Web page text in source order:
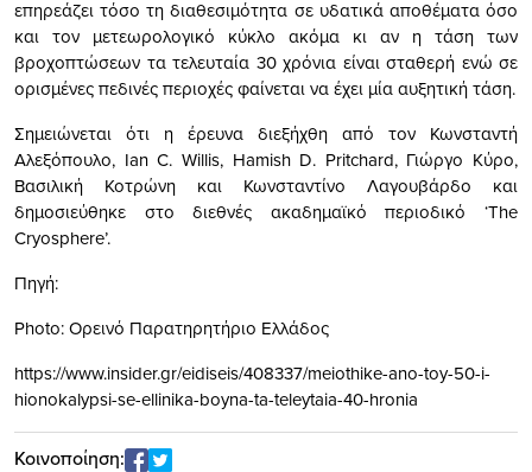
επηρεάζει τόσο τη διαθεσιμότητα σε υδατικά αποθέματα όσο
και τον μετεωρολογικό κύκλο ακόμα κι αν η τάση των
βροχοπτώσεων τα τελευταία 30 χρόνια είναι σταθερή ενώ σε
ορισμένες πεδινές περιοχές φαίνεται να έχει μία αυξητική τάση.
Σημειώνεται ότι η έρευνα διεξήχθη από τον Κωνσταντή
Αλεξόπουλο, Ian C. Willis, Hamish D. Pritchard, Γιώργο Κύρο,
Βασιλική Κοτρώνη και Κωνσταντίνο Λαγουβάρδο και
δημοσιεύθηκε στο διεθνές ακαδημαϊκό περιοδικό ‘The
Cryosphere’.
Πηγή:
Photo: Ορεινό Παρατηρητήριο Ελλάδος
https://www.insider.gr/eidiseis/408337/meiothike-ano-toy-50-i-
hionokalypsi-se-ellinika-boyna-ta-teleytaia-40-hronia
Κοινοποίηση: